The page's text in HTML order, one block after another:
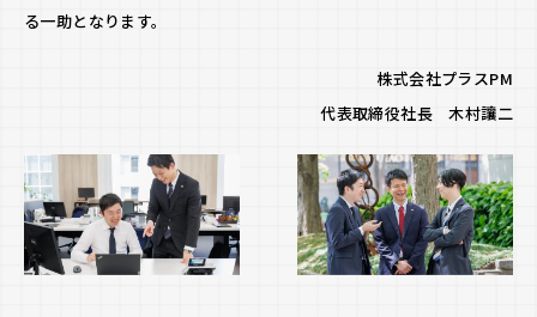
る一助となります。
株式会社プラスPM
代表取締役社長 木村讓二